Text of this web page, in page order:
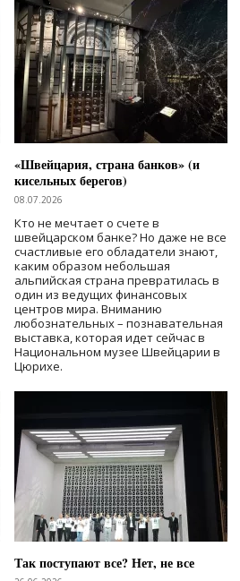
«Швейцария, страна банков» (и
кисельных берегов)
08.07.2026
Кто не мечтает о счете в
швейцарском банке? Но даже не все
счастливые его обладатели знают,
каким образом небольшая
альпийская страна превратилась в
один из ведущих финансовых
центров мира. Вниманию
любознательных – познавательная
выставка, которая идет сейчас в
Национальном музее Швейцарии в
Цюрихе.
Так поступают все? Нет, не все